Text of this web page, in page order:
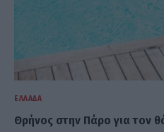
ΕΛΛΆΔΑ
Θρήνος στην Πάρο για τον